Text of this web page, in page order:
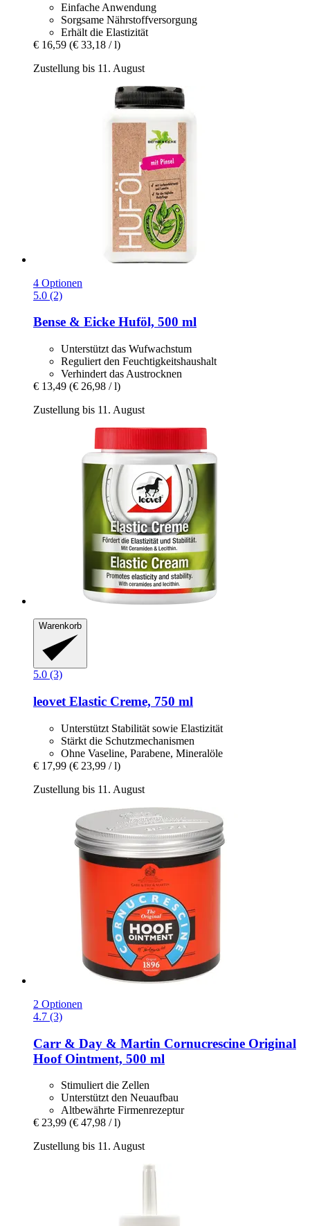
Einfache Anwendung
Sorgsame Nährstoffversorgung
Erhält die Elastizität
€ 16,59 (€ 33,18 / l)
Zustellung bis 11. August
4 Optionen
5.0 (2)
Bense & Eicke Huföl, 500 ml
Unterstützt das Wufwachstum
Reguliert den Feuchtigkeitshaushalt
Verhindert das Austrocknen
€ 13,49 (€ 26,98 / l)
Zustellung bis 11. August
Warenkorb
5.0 (3)
leovet Elastic Creme, 750 ml
Unterstützt Stabilität sowie Elastizität
Stärkt die Schutzmechanismen
Ohne Vaseline, Parabene, Mineralöle
€ 17,99 (€ 23,99 / l)
Zustellung bis 11. August
2 Optionen
4.7 (3)
Carr & Day & Martin Cornucrescine Original
Hoof Ointment, 500 ml
Stimuliert die Zellen
Unterstützt den Neuaufbau
Altbewährte Firmenrezeptur
€ 23,99 (€ 47,98 / l)
Zustellung bis 11. August